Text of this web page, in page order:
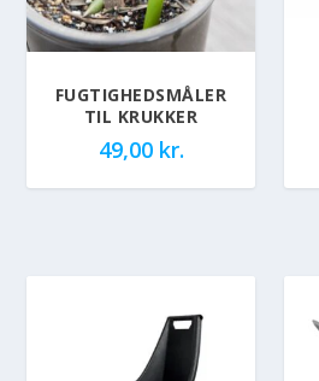
FUGTIGHEDSMÅLER
TIL KRUKKER
49,00 kr.